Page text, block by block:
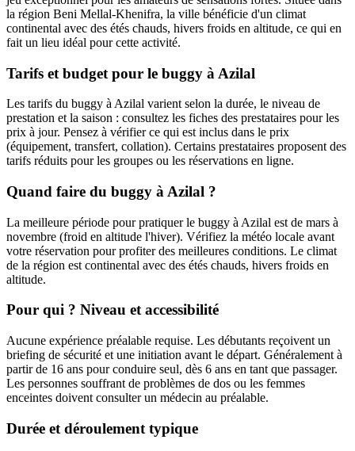
la région Beni Mellal-Khenifra, la ville bénéficie d'un climat
continental avec des étés chauds, hivers froids en altitude, ce qui en
fait un lieu idéal pour cette activité.
Tarifs et budget pour le buggy à Azilal
Les tarifs du buggy à Azilal varient selon la durée, le niveau de
prestation et la saison : consultez les fiches des prestataires pour les
prix à jour. Pensez à vérifier ce qui est inclus dans le prix
(équipement, transfert, collation). Certains prestataires proposent des
tarifs réduits pour les groupes ou les réservations en ligne.
Quand faire du buggy à Azilal ?
La meilleure période pour pratiquer le buggy à Azilal est de mars à
novembre (froid en altitude l'hiver). Vérifiez la météo locale avant
votre réservation pour profiter des meilleures conditions. Le climat
de la région est continental avec des étés chauds, hivers froids en
altitude.
Pour qui ? Niveau et accessibilité
Aucune expérience préalable requise. Les débutants reçoivent un
briefing de sécurité et une initiation avant le départ. Généralement à
partir de 16 ans pour conduire seul, dès 6 ans en tant que passager.
Les personnes souffrant de problèmes de dos ou les femmes
enceintes doivent consulter un médecin au préalable.
Durée et déroulement typique